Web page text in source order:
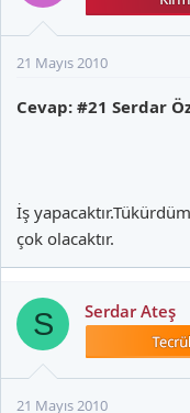
21 Mayıs 2010
Cevap: #21 Serdar
İş
çok olacaktır.
S Serdar Ateş
21 Mayıs 2010